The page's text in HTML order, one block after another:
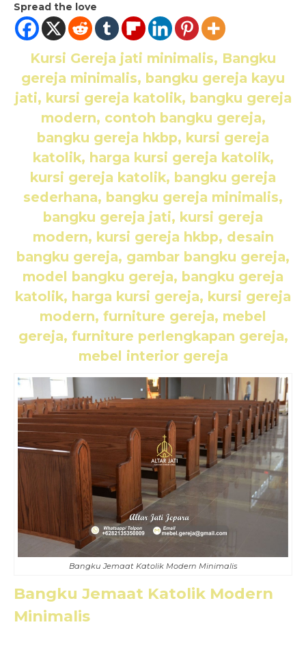
Spread the love
Kursi Gereja jati minimalis, Bangku
gereja minimalis, bangku gereja kayu
jati, kursi gereja katolik, bangku gereja
modern, contoh bangku gereja,
bangku gereja hkbp, kursi gereja
katolik, harga kursi gereja katolik,
kursi gereja katolik, bangku gereja
sederhana, bangku gereja minimalis,
bangku gereja jati, kursi gereja
modern, kursi gereja hkbp, desain
bangku gereja, gambar bangku gereja,
model bangku gereja, bangku gereja
katolik, harga kursi gereja, kursi gereja
modern, furniture gereja, mebel
gereja, furniture perlengkapan gereja,
mebel interior gereja
Bangku Jemaat Katolik Modern Minimalis
Bangku Jemaat Katolik Modern
Minimalis